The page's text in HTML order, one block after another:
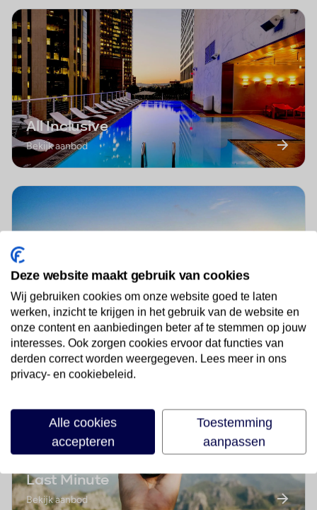
All Inclusive
Bekijk aanbod
Adults Only
Bekijk aanbod
Last Minute
Bekijk aanbod
Deze website maakt gebruik van cookies
Wij gebruiken cookies om onze website goed te laten
werken, inzicht te krijgen in het gebruik van de website en
onze content en aanbiedingen beter af te stemmen op jouw
interesses. Ook zorgen cookies ervoor dat functies van
derden correct worden weergegeven. Lees meer in ons
privacy- en cookiebeleid.
Alle cookies
accepteren
Toestemming
aanpassen